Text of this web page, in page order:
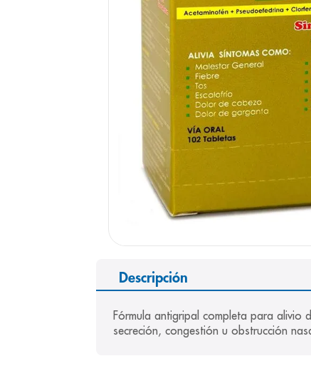
Descripción
Fórmula antigripal completa para
secreción, congestión u obstrucción
9. pediasure